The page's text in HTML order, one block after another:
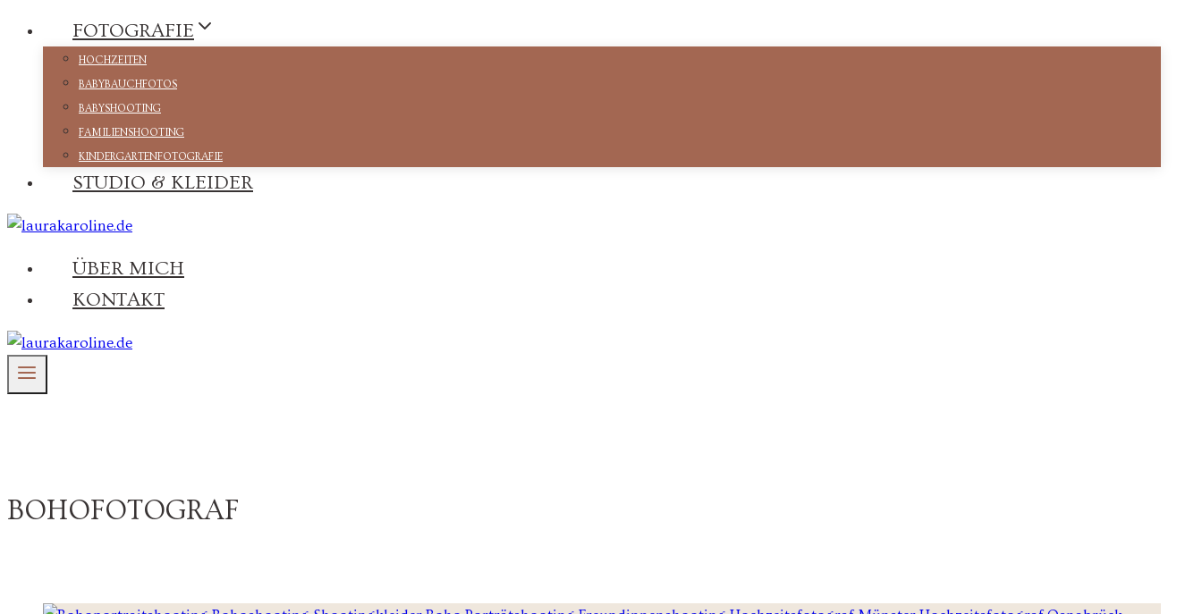
Zum
Inhalt
FOTOGRAFIE
HOCHZEITEN
BABYBAUCHFOTOS
BABYSHOOTING
FAMILIENSHOOTING
KINDERGARTENFOTOGRAFIE
STUDIO & KLEIDER
ÜBER MICH
KONTAKT
BOHOFOTOGRAF